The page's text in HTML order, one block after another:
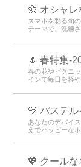
🌼 オシャ
スマホを彩る旬
テーマで、洗練
🌷 春特集-
春の花やピクニ
インで毎日を軽
💛 パステ
あなたのデバイ
えでハッピーな
💖 クール